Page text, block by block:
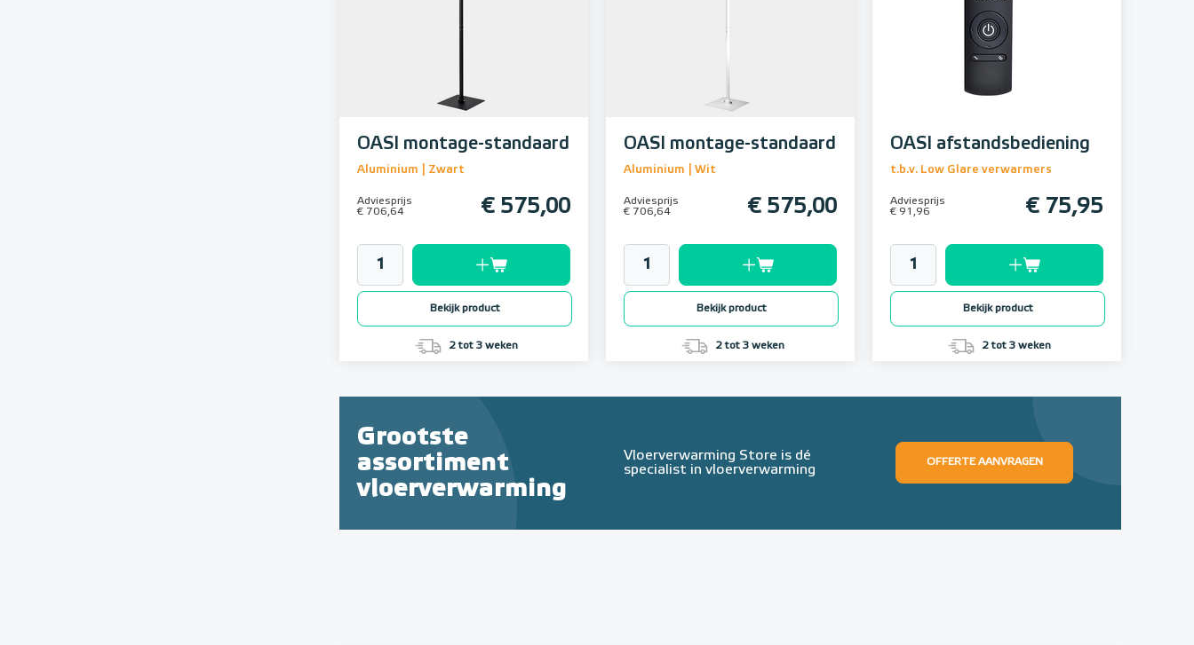
OASI montage-standaard
Aluminium | Zwart
Adviesprijs
€ 706,64
€ 575,00
Bekijk product
2 tot 3 weken
OASI montage-standaard
Aluminium | Wit
Adviesprijs
€ 706,64
€ 575,00
Bekijk product
2 tot 3 weken
OASI afstandsbediening
t.b.v. Low Glare verwarmers
Adviesprijs
€ 91,96
€ 75,95
Bekijk product
2 tot 3 weken
Grootste
assortiment
vloerverwarming
Vloerverwarming Store is dé
specialist in vloerverwarming
OFFERTE AANVRAGEN